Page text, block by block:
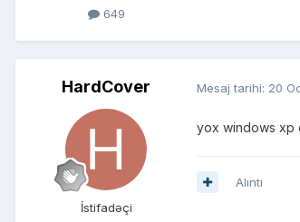
649
HardCover
İstifadəçi
Mesaj tarihi: 20
yox windows xp
Alıntı